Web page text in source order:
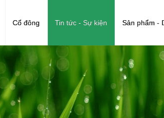
Cổ đông Tin tức - Sự kiện Sản phẩm -